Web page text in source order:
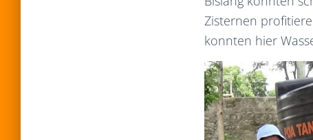
Zisternen
konnten hier